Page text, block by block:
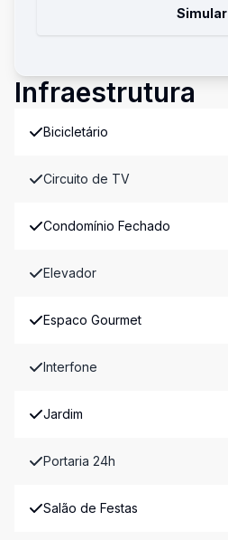
Simular
Infraestrutura
Bicicletário
Circuito de TV
Condomínio Fechado
Elevador
Espaco Gourmet
Interfone
Jardim
Portaria 24h
Salão de Festas